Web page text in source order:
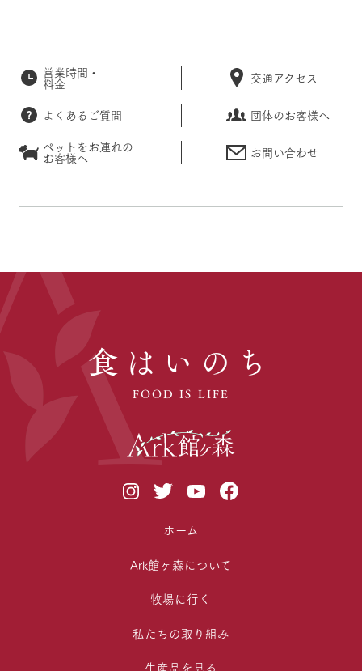
営業時間・
料金 交通アクセス
よくあるご質問
団体のお客様へ
ペットをお連れの
お客様へ お問い合わせ
食はいのち
FOOD IS LIFE
ホーム
Ark館ヶ森について
牧場に行く
私たちの取り組み